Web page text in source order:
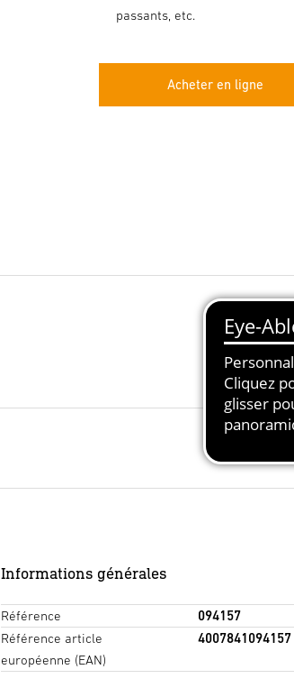
passants, etc.
Acheter en ligne
Informations générales
Référence
094157
Référence article
européenne (EAN)
4007841094157